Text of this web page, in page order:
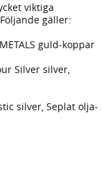
viktiga
gäller:
METALS guld-koppar
Silver silver,
silver, Seplat olja-